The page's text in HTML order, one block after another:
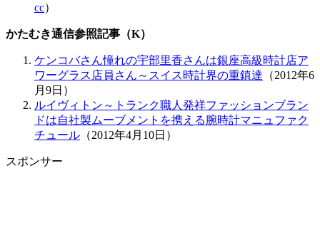
cc）
かたむき通信参照記事（K）
ケンコバさん憧れの宇部里香さんは銀座高級時計店ア
ワーグラス店員さん～スイス時計界の重鎮達 （2012年6
月9日）
ルイヴィトン～トランク職人発祥ファッションブラン
ドは自社製ムーブメントを携える腕時計マニュファク
チュール （2012年4月10日）
スポンサー